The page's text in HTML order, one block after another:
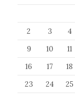
2
3 4
9
10 11
16
17 18
23
24 25